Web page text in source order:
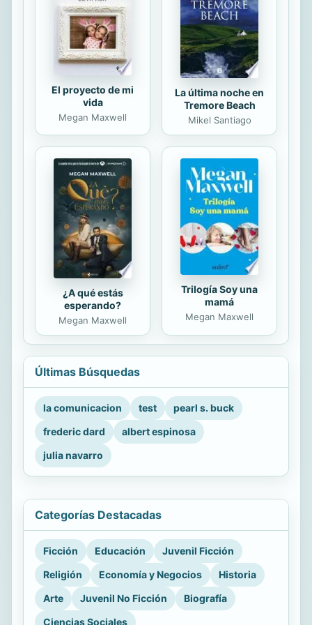
El proyecto de mi
vida
Megan Maxwell
La última noche en
Tremore Beach
Mikel Santiago
¿A qué estás
esperando?
Megan Maxwell
Trilogía Soy una
mamá
Megan Maxwell
Últimas Búsquedas
la comunicacion test
pearl s. buck
frederic dard
albert espinosa
julia navarro
Categorías Destacadas
Ficción Educación
Juvenil Ficción
Religión
Economía y Negocios
Historia
Arte
Juvenil No Ficción
Biografía
Ciencias Sociales